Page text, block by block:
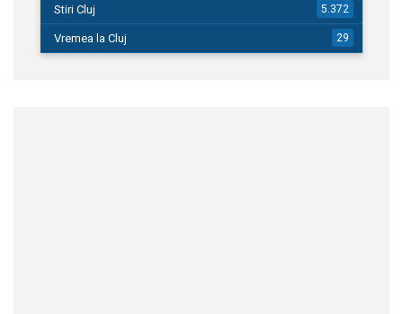
Stiri Cluj 5.372
Vremea la Cluj 29